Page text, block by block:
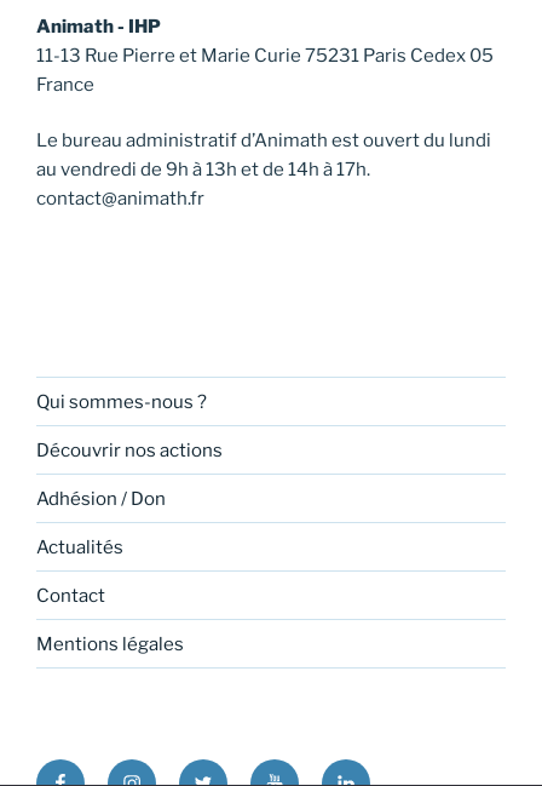
Animath - IHP
11-13 Rue Pierre et Marie Curie 75231 Paris Cedex 05
France
Le bureau administratif d’Animath est ouvert du lundi
au vendredi de 9h à 13h et de 14h à 17h.
contact@animath.fr
Qui sommes-nous ?
Découvrir nos actions
Adhésion / Don
Actualités
Contact
Mentions légales
FacebookInstagramTwitter YoutubeLinkedin